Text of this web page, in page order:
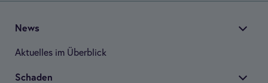
News
Aktu­el­les im Über­blick
Scha­den